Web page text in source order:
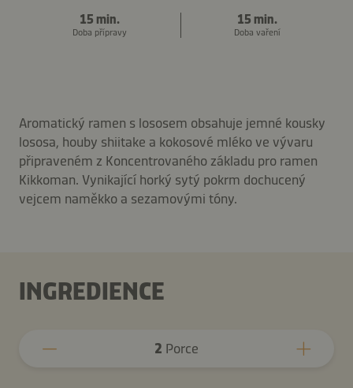
15 min.
Doba přípravy
15 min.
Doba vaření
Aromatický ramen s lososem obsahuje jemné kousky
lososa, houby shiitake a kokosové mléko ve vývaru
připraveném z Koncentrovaného základu pro ramen
Kikkoman. Vynikající horký sytý pokrm dochucený
vejcem naměkko a sezamovými tóny.
INGREDIENCE
2 Porce